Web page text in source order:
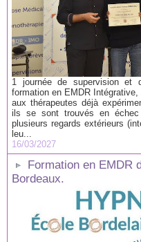
1 journée de supervision
formation en EMDR
aux thérapeutes déjà
ils se sont trouvés en
plusieurs regards extérieurs
leu...
16/03/2027
Formation en EMDR
Bordeaux.